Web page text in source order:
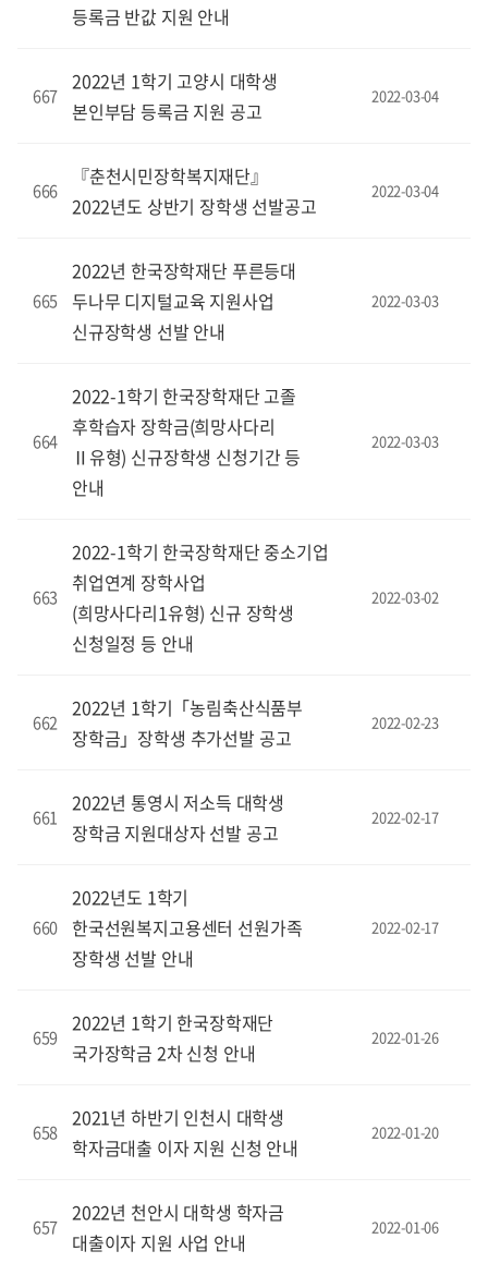
등록금 반값 지원 안내
667
2022년 1학기 고양시 대학생
본인부담 등록금 지원 공고
2022-03-04
666
『춘천시민장학복지재단』
2022년도 상반기 장학생 선발공고
2022-03-04
665
2022년 한국장학재단 푸른등대
두나무 디지털교육 지원사업
신규장학생 선발 안내
2022-03-03
664
2022-1학기 한국장학재단 고졸
후학습자 장학금(희망사다리
Ⅱ유형) 신규장학생 신청기간 등
안내
2022-03-03
663
2022-1학기 한국장학재단 중소기업
취업연계 장학사업
(희망사다리1유형) 신규 장학생
신청일정 등 안내
2022-03-02
662
2022년 1학기「농림축산식품부
장학금」장학생 추가선발 공고
2022-02-23
661
2022년 통영시 저소득 대학생
장학금 지원대상자 선발 공고
2022-02-17
660
2022년도 1학기
한국선원복지고용센터 선원가족
장학생 선발 안내
2022-02-17
659
2022년 1학기 한국장학재단
국가장학금 2차 신청 안내
2022-01-26
658
2021년 하반기 인천시 대학생
학자금대출 이자 지원 신청 안내
2022-01-20
657
2022년 천안시 대학생 학자금
대출이자 지원 사업 안내
2022-01-06